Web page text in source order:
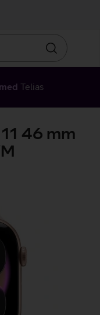
Otsin
Telias
46 mm